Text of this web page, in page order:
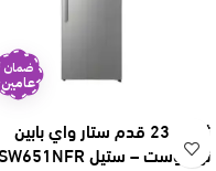
ضمان
عامين
ثلاجة 23 قدم ستار واي بابين
نوفروست – ستيل SW651NFR